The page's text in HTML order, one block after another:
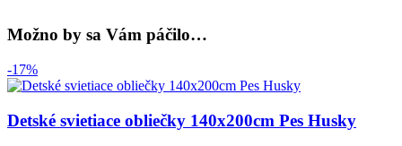
Možno by sa Vám páčilo…
-17%
Detské svietiace obliečky 140x200cm Pes Husky